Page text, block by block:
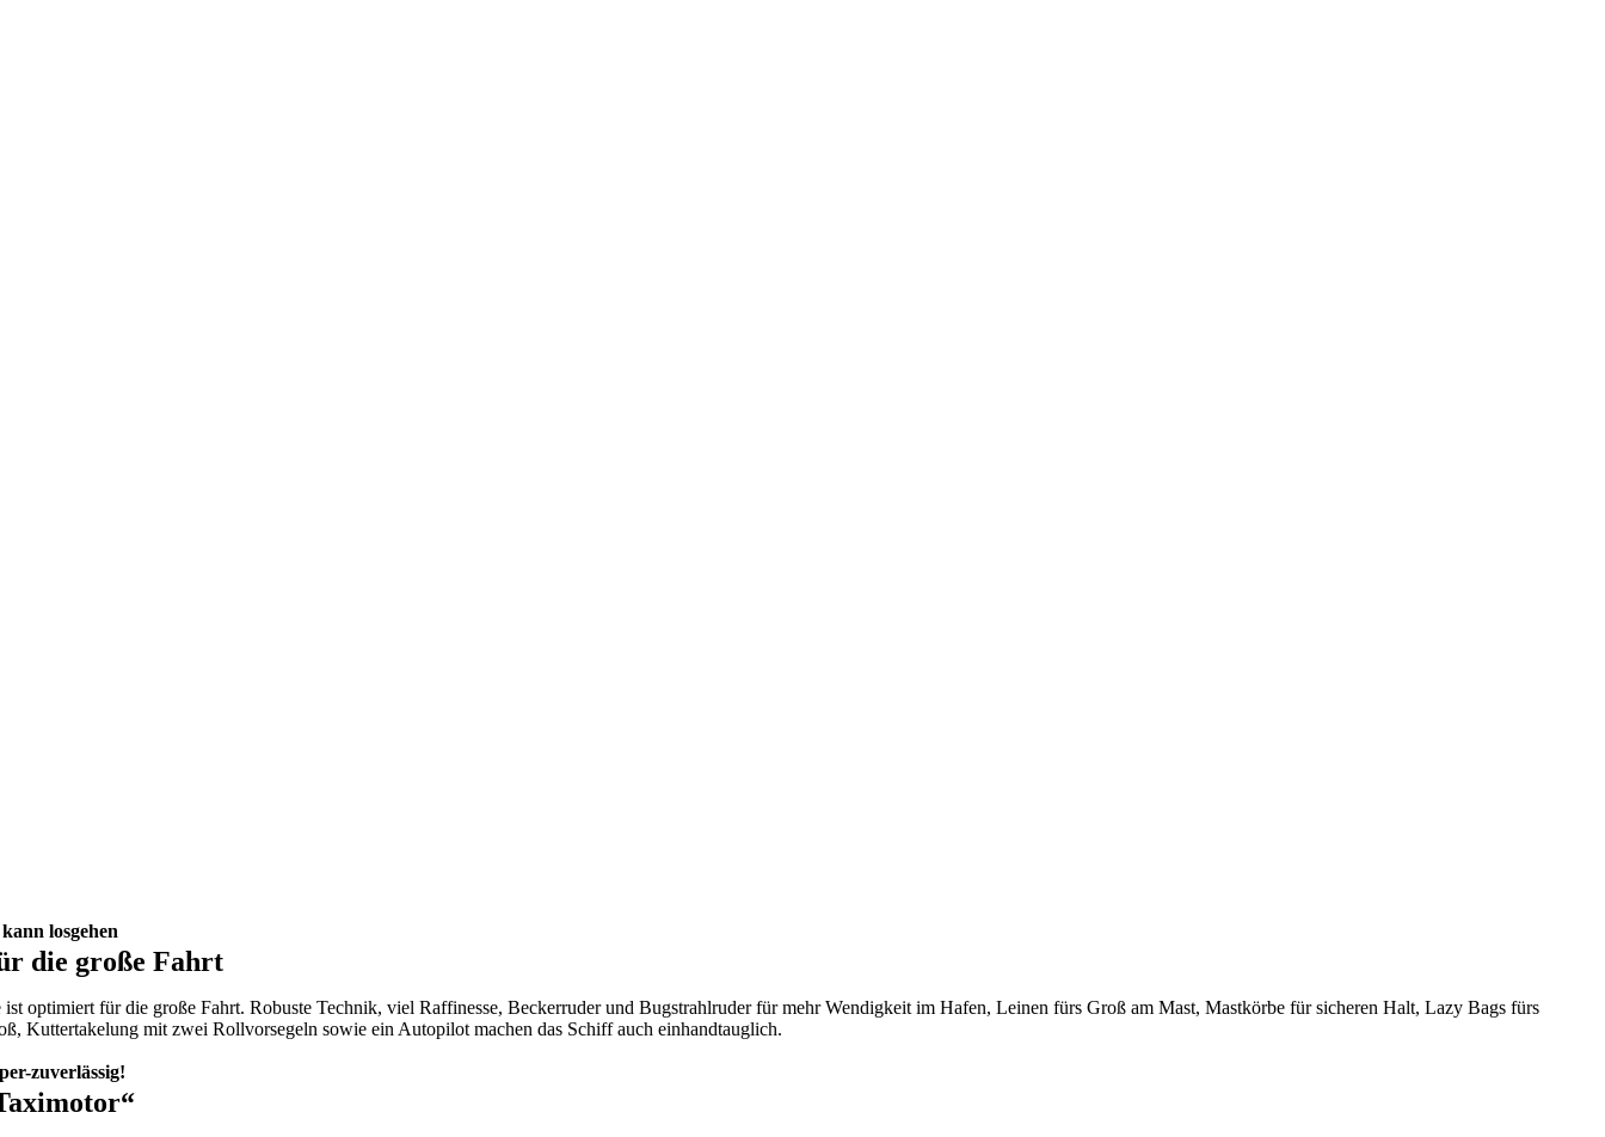
losgehen
die große Fahrt
ist optimiert für die große Fahrt. Robuste Technik, viel Raffinesse, Beckerruder und Bugstrahlruder für mehr Wendigkeit im Hafen, Leinen fürs Groß am Mast, Mastkörbe für sicheren Halt, Lazy Bags fürs
Kuttertakelung mit zwei Rollvorsegeln sowie ein Autopilot machen das Schiff auch einhandtauglich.
zuverlässig!